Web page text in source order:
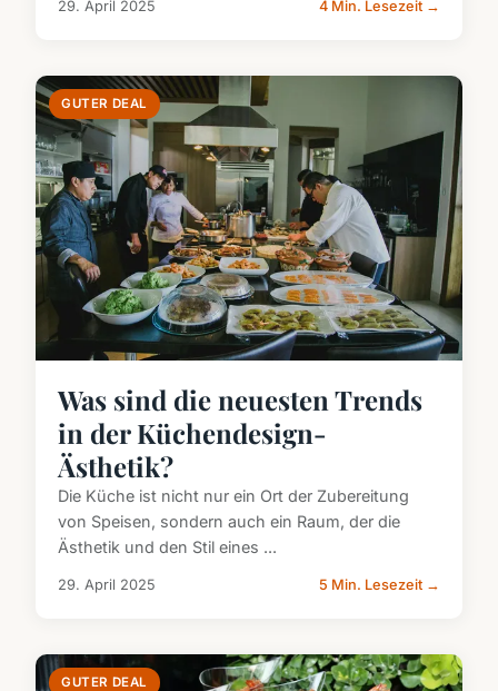
29. April 2025 4 Min. Lesezeit →
GUTER DEAL
Was sind die neuesten Trends
in der Küchendesign-
Ästhetik?
Die Küche ist nicht nur ein Ort der Zubereitung
von Speisen, sondern auch ein Raum, der die
Ästhetik und den Stil eines ...
29. April 2025 5 Min. Lesezeit →
GUTER DEAL